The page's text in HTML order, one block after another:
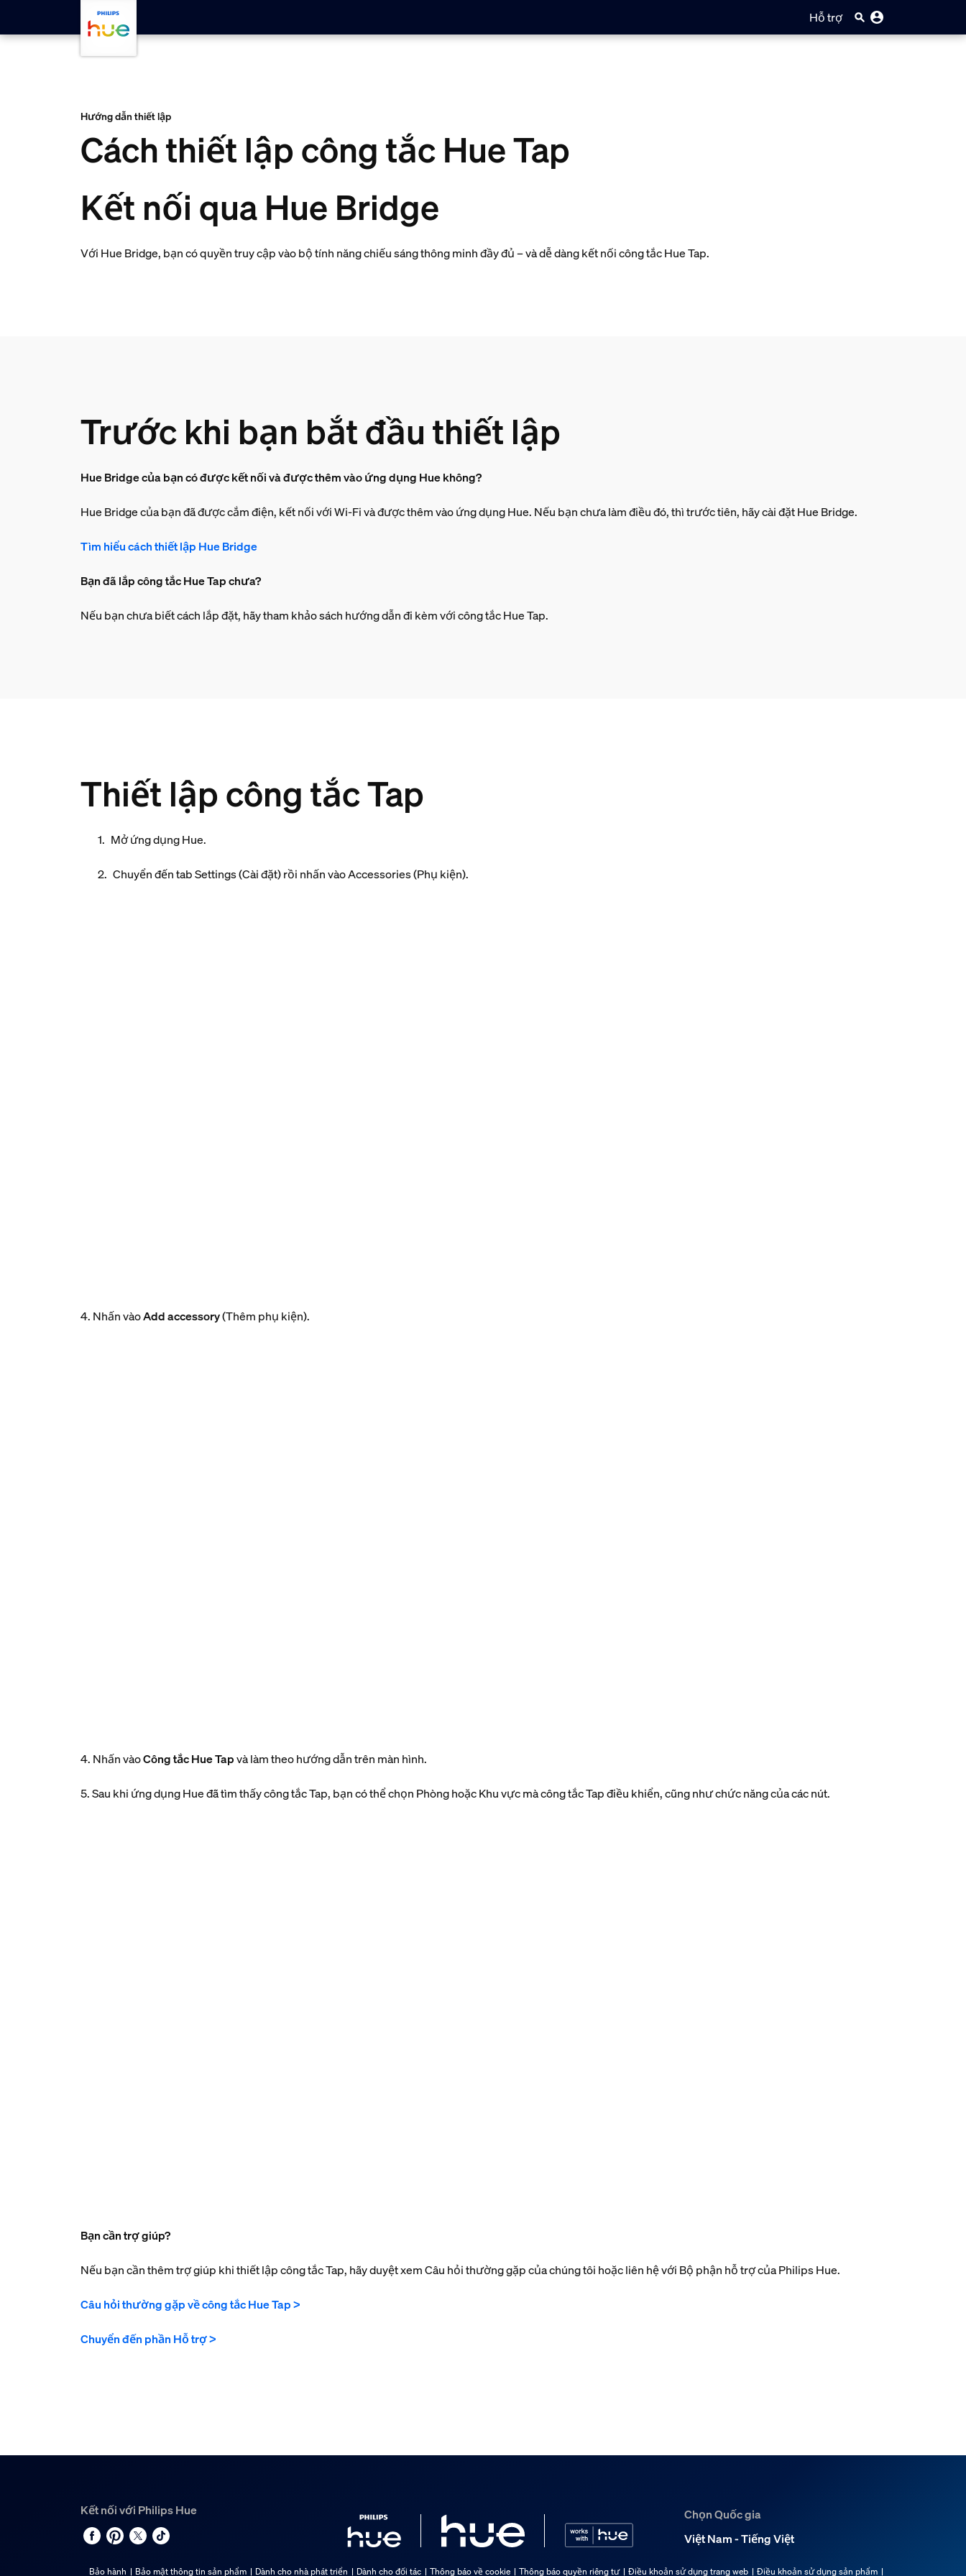
skip.to.main.content
Hỗ trợ
Hướng dẫn thiết lập
Cách thiết lập công tắc Hue Tap
Kết nối qua Hue Bridge
Với Hue Bridge, bạn có quyền truy cập vào bộ tính năng chiếu sáng thông minh đầy đủ – và dễ dàng kết nối công tắc Hue Tap.
Trước khi bạn bắt đầu thiết lập
Hue Bridge của bạn có được kết nối và được thêm vào ứng dụng Hue không?
Hue Bridge của bạn đã được cắm điện, kết nối với Wi-Fi và được thêm vào ứng dụng Hue. Nếu bạn chưa làm điều đó, thì trước tiên, hãy cài đặt Hue Bridge.
Tìm hiểu cách thiết lập Hue Bridge
Bạn đã lắp công tắc Hue Tap chưa?
Nếu bạn chưa biết cách lắp đặt, hãy tham khảo sách hướng dẫn đi kèm với công tắc Hue Tap.
Thiết lập công tắc Tap
Mở ứng dụng Hue.
Chuyển đến tabSettings(Cài đặt) rồi nhấn vàoAccessories(Phụ kiện).
4. Nhấn vàoAdd accessory(Thêm phụ kiện).
4. Nhấn vàoCông tắc Hue Tapvà làm theo hướng dẫn trên màn hình.
5. Sau khi ứng dụng Hue đã tìm thấy công tắc Tap, bạn có thể chọn Phòng hoặc Khu vực mà công tắc Tap điều khiển, cũng như chức năng của các nút.
Bạn cần trợ giúp?
Nếu bạn cần thêm trợ giúp khi thiết lập công tắc Tap, hãy duyệt xem Câu hỏi thường gặp của chúng tôi hoặc liên hệ với Bộ phận hỗ trợ của Philips Hue.
Câu hỏi thường gặp về công tắc Hue Tap >
Chuyển đến phần Hỗ trợ >
Kết nối với Philips Hue
Chọn Quốc gia
Việt Nam - Tiếng Việt
Bảo hành Bảo mật thông tin sản phẩm Dành cho nhà phát triển Dành cho đối tác Thông báo về cookie Thông báo quyền riêng tư Điều khoản sử dụng trang web Điều khoản sử dụng sản phẩm